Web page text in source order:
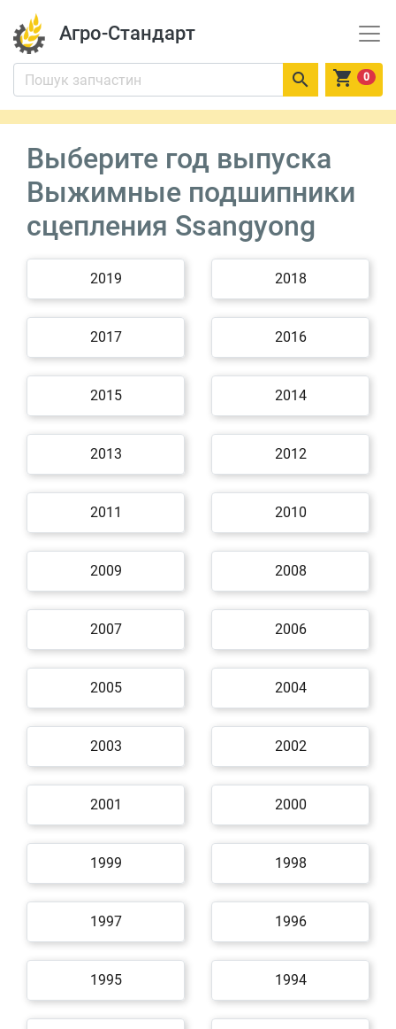
Агро-Стандарт
  0
Выберите год выпуска
Выжимные подшипники
сцепления Ssangyong
2019 2018
2017 2016
2015 2014
2013 2012
2011 2010
2009 2008
2007 2006
2005 2004
2003 2002
2001 2000
1999 1998
1997 1996
1995 1994